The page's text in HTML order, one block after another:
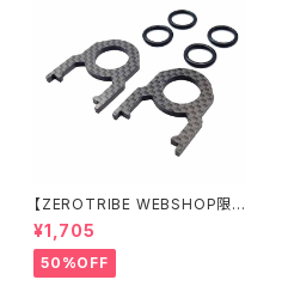
【ZEROTRIBE WEBSHOP限
定価格】RCM-BD11-TSE カ
ーボンツィーク スティックエンド
プレートセット YOKOMO BD11
用
¥1,705
50%OFF